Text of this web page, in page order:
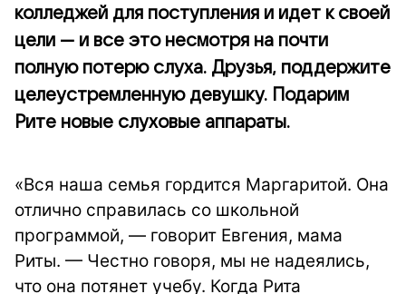
колледжей для поступления и идет к своей
цели — и все это несмотря на почти
полную потерю слуха. Друзья, поддержите
целеустремленную девушку. Подарим
Рите новые слуховые аппараты.
«Вся наша семья гордится Маргаритой. Она
отлично справилась со школьной
программой, — говорит Евгения, мама
Риты. — Честно говоря, мы не надеялись,
что она потянет учебу. Когда Рита